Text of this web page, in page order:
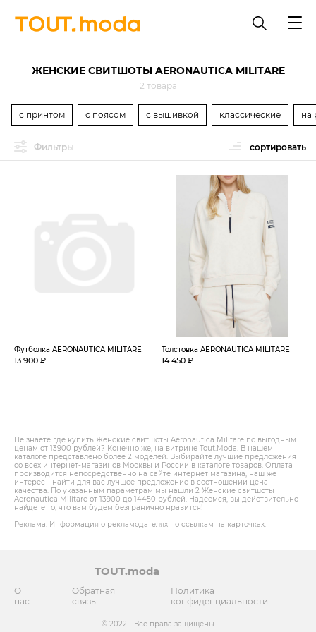
ЖЕНСКИЕ СВИТШОТЫ AERONAUTICA MILITARE
2 товара
с принтом с поясом с вышивкой классические на
Фильтры сортировать
Футболка AERONAUTICA MILITARE
13 900 ₽
Толстовка AERONAUTICA MILITARE
14 450 ₽
Не знаете где купить Женские свитшоты Aeronautica Militare по выгодным
ценам от 13900 рублей? Конечно же, на витрине Tout.Modа. В нашем
каталоге представлено более 2 моделей. Выбирайте лучшие предложения
со всех интернет-магазинов Москвы и России в каталоге товаров. Оплата
производится непосредственно на сайте интернет магазина, наш же
интерес - найти для вас лучшее предложение в соотношении цена-
качества. По указанным параметрам мы нашли 2 Женские свитшоты
Aeronautica Militare от 13900 до 14450 рублей. Надеемся, вы действительно
найдете то, что вам будем безгранично нравится!
Реклама. Информация о рекламодателях по ссылкам на карточках.
TOUT.moda
О
нас
Обратная
связь
Политика
конфиденциальности
© 2022 - Все права защищены